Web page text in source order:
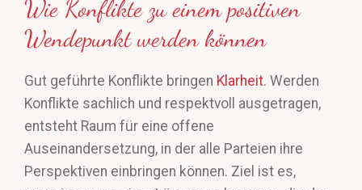
Wie Konflikte zu einem positiven
Wendepunkt werden können
Gut geführte Konflikte bringen Klarheit. Werden
Konflikte sachlich und respektvoll ausgetragen,
entsteht Raum für eine offene
Auseinandersetzung, in der alle Parteien ihre
Perspektiven einbringen können. Ziel ist es,